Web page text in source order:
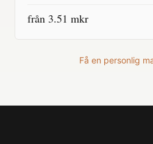
från 3.51 mkr
Få en personlig